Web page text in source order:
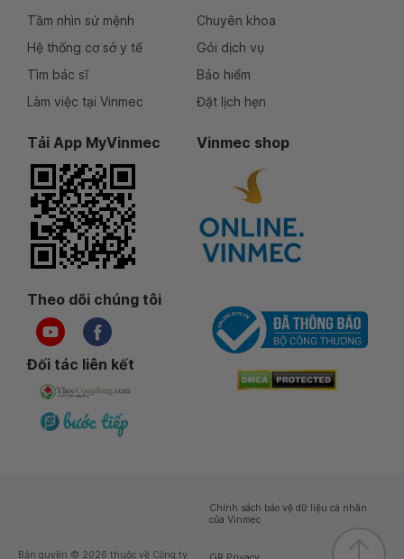
Tầm nhìn sứ mệnh
Hệ thống cơ sở y tế
Tìm bác sĩ
Làm việc tại Vinmec
Chuyên khoa
Gói dịch vụ
Bảo hiểm
Đặt lịch hẹn
Tải App MyVinmec Vinmec shop
Theo dõi chúng tôi
Đối tác liên kết
Bản quyền © 2026 thuộc về Công ty
Chính sách bảo vệ dữ liệu cá nhân
của Vinmec